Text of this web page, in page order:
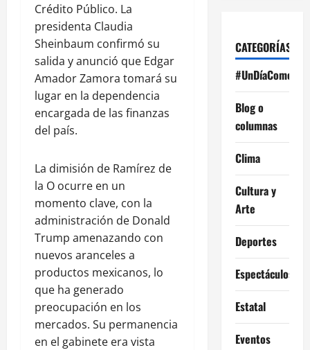
Crédito Público. La
presidenta Claudia
Sheinbaum confirmó su
salida y anunció que Edgar
Amador Zamora tomará su
lugar en la dependencia
encargada de las finanzas
del país.
La dimisión de Ramírez de
la O ocurre en un
momento clave, con la
administración de Donald
Trump amenazando con
nuevos aranceles a
productos mexicanos, lo
que ha generado
preocupación en los
mercados. Su permanencia
en el gabinete era vista
CATEGORÍAS
#UnDíaComoHoy
Blog o
columnas
Clima
Cultura y
Arte
Deportes
Espectáculos
Estatal
Eventos